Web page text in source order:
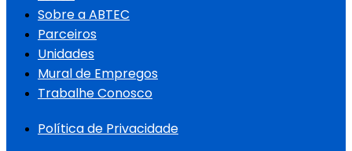
Sobre a ABTEC
Parceiros
Unidades
Mural de Empregos
Trabalhe Conosco
Política de Privacidade